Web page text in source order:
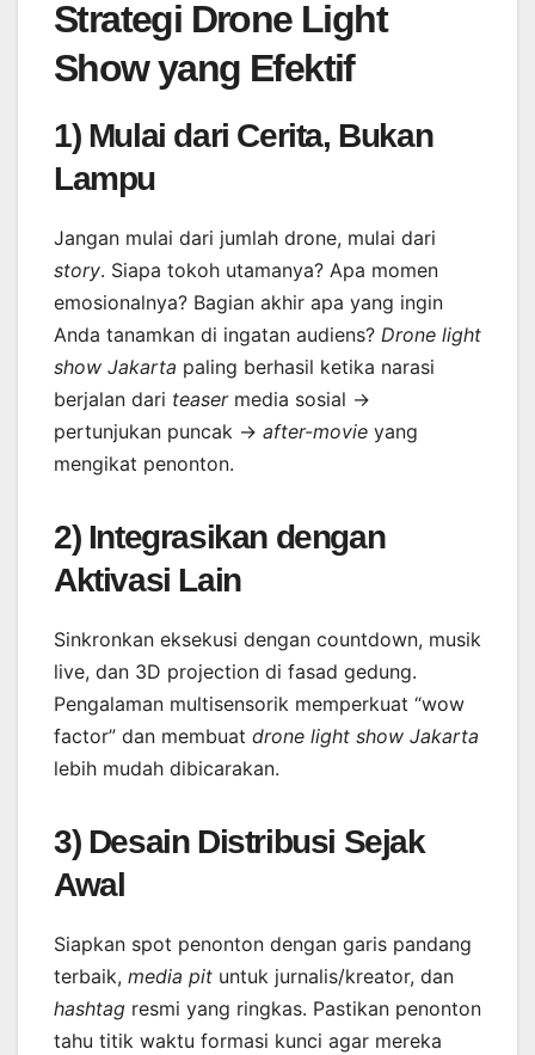
Strategi Drone Light
Show yang Efektif
1) Mulai dari Cerita, Bukan
Lampu
Jangan mulai dari jumlah drone, mulai dari
story. Siapa tokoh utamanya? Apa momen
emosionalnya? Bagian akhir apa yang ingin
Anda tanamkan di ingatan audiens? Drone light
show Jakarta paling berhasil ketika narasi
berjalan dari teasermedia sosial →
pertunjukan puncak → after-movie yang
mengikat penonton.
2) Integrasikan dengan
Aktivasi Lain
Sinkronkan eksekusi dengan countdown, musik
live, dan 3D projection di fasad gedung.
Pengalaman multisensorik memperkuat “wow
factor” dan membuat drone light show Jakarta
lebih mudah dibicarakan.
3) Desain Distribusi Sejak
Awal
Siapkan spot penonton dengan garis pandang
terbaik, media pit untuk jurnalis/kreator, dan
hashtag resmi yang ringkas. Pastikan penonton
tahu titik waktu formasi kunci agar mereka